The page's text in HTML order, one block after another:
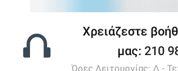
Χρειάζεστε
μας: 210
Ώρες Λειτουργίας: Δ -